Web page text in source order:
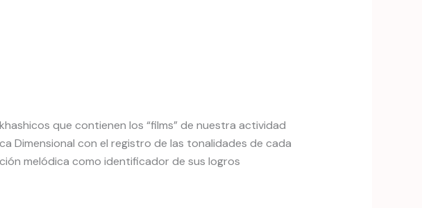
que contienen los “films” de nuestra actividad
Dimensional con el registro de las tonalidades de cada
melódica como identificador de sus logros